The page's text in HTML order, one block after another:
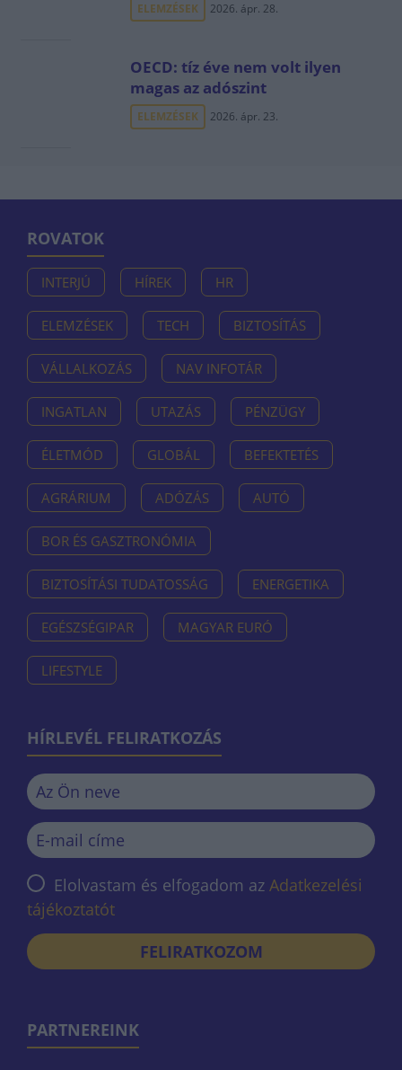
ELEMZÉSEK 2026. ápr. 28.
OECD: tíz éve nem volt ilyen
magas az adószint
ELEMZÉSEK 2026. ápr. 23.
ROVATOK
INTERJÚ HÍREK HR
ELEMZÉSEK TECH BIZTOSÍTÁS
VÁLLALKOZÁS NAV INFOTÁR
INGATLAN UTAZÁS PÉNZÜGY
ÉLETMÓD GLOBÁL BEFEKTETÉS
AGRÁRIUM ADÓZÁS AUTÓ
BOR ÉS GASZTRONÓMIA
BIZTOSÍTÁSI TUDATOSSÁG ENERGETIKA
EGÉSZSÉGIPAR MAGYAR EURÓ
LIFESTYLE
HÍRLEVÉL FELIRATKOZÁS
Elolvastam és elfogadom az Adatkezelési
tájékoztatót
FELIRATKOZOM
PARTNEREINK